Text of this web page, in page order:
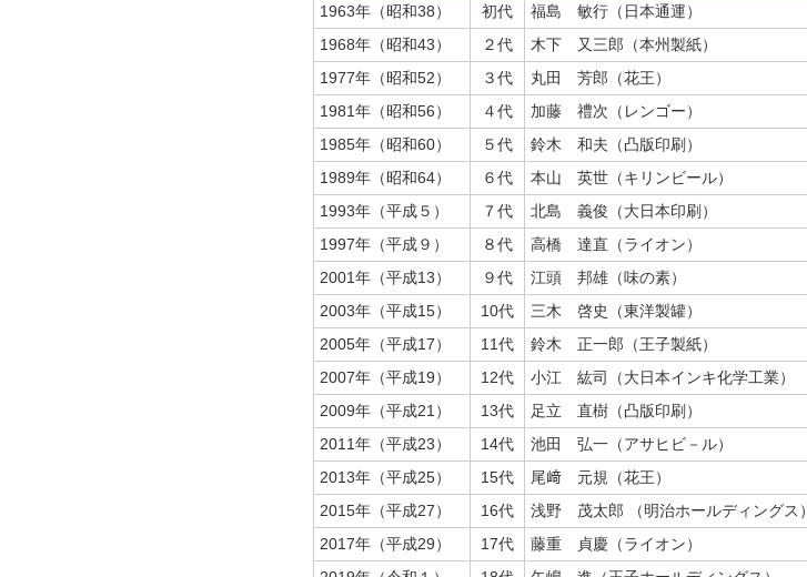
1963年（昭和38）
初代
福島 敏行（日本通運）
1968年（昭和43）
２代
木下 又三郎（本州製紙）
1977年（昭和52）
３代
丸田 芳郎（花王）
1981年（昭和56）
４代
加藤 禮次（レンゴー）
1985年（昭和60）
５代
鈴木 和夫（凸版印刷）
1989年（昭和64）
６代
本山 英世（キリンビール）
1993年（平成５）
７代
北島 義俊（大日本印刷）
1997年（平成９）
８代
高橋 達直（ライオン）
2001年（平成13）
９代
江頭 邦雄（味の素）
2003年（平成15）
10代
三木 啓史（東洋製罐）
2005年（平成17）
11代
鈴木 正一郎（王子製紙）
2007年（平成19）
12代
小江 紘司（大日本インキ化学工業）
2009年（平成21）
13代
足立 直樹（凸版印刷）
2011年（平成23）
14代
池田 弘一（アサヒビ－ル）
2013年（平成25）
15代
尾﨑 元規（花王）
2015年（平成27）
16代
浅野 茂太郎 （明治ホールディングス）
2017年（平成29）
17代
藤重 貞慶（ライオン）